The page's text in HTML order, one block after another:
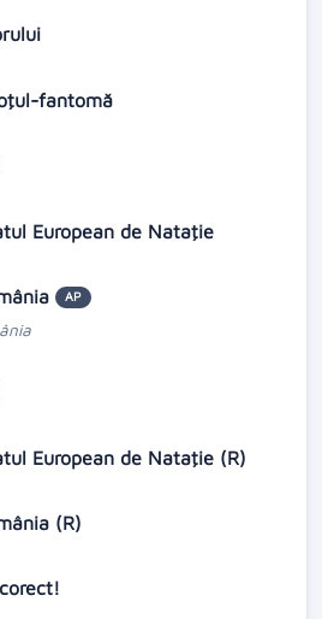
fantomă
European de Nataţie
AP
European de Nataţie (R)
(R)